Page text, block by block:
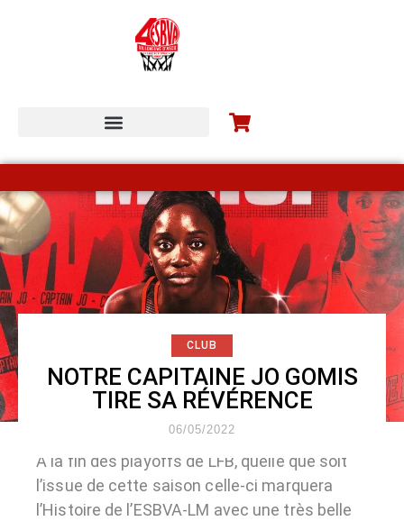
CLUB
NOTRE CAPITAINE JO GOMIS
TIRE SA RÉVÉRENCE
06/05/2022
A la fin des playoffs de LFB, quelle que soit
l’issue de cette saison celle-ci marquera
l’Histoire de l’ESBVA-LM avec une très belle